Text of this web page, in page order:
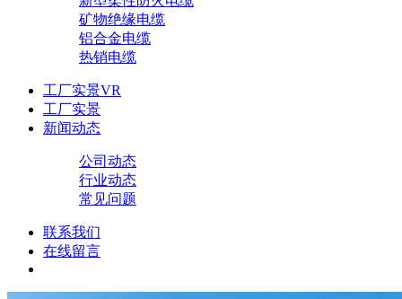
矿物绝缘电缆
铝合金电缆
热销电缆
工厂实景VR
工厂实景
新闻动态
公司动态
行业动态
常见问题
联系我们
在线留言